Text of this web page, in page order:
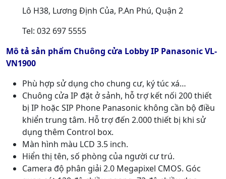
Lô H38, Lương Định Của, P.An Phú, Quận 2
Tel: 032 697 5555
Mô tả sản phẩm Chuông cửa Lobby IP Panasonic VL-
VN1900
Phù hợp sử dụng cho chung cư, ký túc xá…
Chuông cửa IP đặt ở sảnh, hỗ trợ kết nối 200 thiết
bị IP hoặc SIP Phone Panasonic không cần bộ điều
khiển trung tâm. Hỗ trợ đến 2.000 thiết bị khi sử
dụng thêm Control box.
Màn hình màu LCD 3.5 inch.
Hiển thị tên, số phòng của người cư trú.
Camera độ phân giải 2.0 Megapixel CMOS. Góc